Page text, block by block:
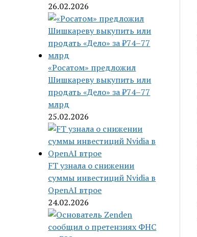
26.02.2026
«Росатом» предложил
Шишкареву выкупить или
продать «Дело» за ₽74–77
млрд
25.02.2026
FT узнала о снижении
суммы инвестиций Nvidia в
OpenAI втрое
24.02.2026